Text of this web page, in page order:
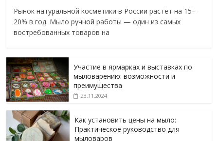
Рынок натуральной косметики в России растёт на 15–
20% в год. Мыло ручной работы — один из самых
востребованных товаров на
Участие в ярмарках и выставках по
мыловарению: возможности и
преимущества
23.11.2024
Как установить цены на мыло:
Практическое руководство для
мыловаров